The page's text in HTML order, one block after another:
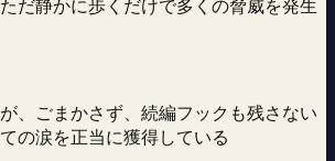
だ静かに歩くだけで多くの脅威を発生
、ごまかさず、続編フックも残さない
の涙を正当に獲得している